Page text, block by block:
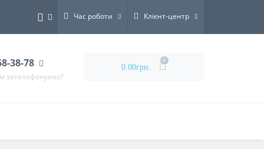
Час роботи Клієнт-центр
38-78
зателефонуємо?
0.00грн.
0